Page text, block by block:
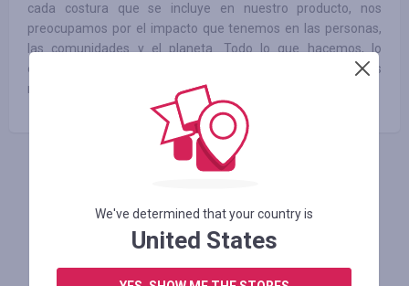
cada costura que se incluye en nuestro producto, nos
preocupamos por el impacto que tenemos en las personas,
las comunidades y el planeta. Todo lo que hacemos, lo
elaboramos para que dure con la creencia de que las cosas
mejor hechas crean un mejor futuro para todos.
Схожі магазини
We've determined that your country is
United States